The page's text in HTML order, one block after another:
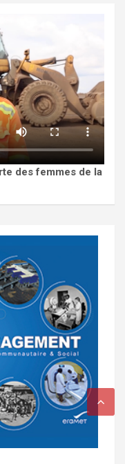
des femmes de la